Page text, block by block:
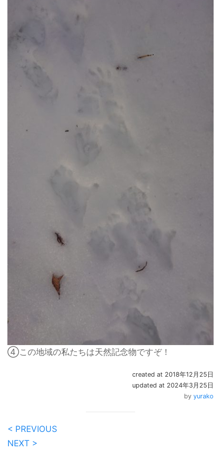
④この地域の私たちは天然記念物ですぞ！
created at 2018年12月25日
updated at 2024年3月25日
by yurako
< PREVIOUS
NEXT >